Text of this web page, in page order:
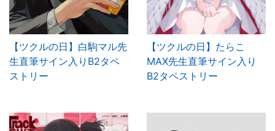
【ツクルの日】白駒マル先
生直筆サイン入りB2タペ
ストリー
【ツクルの日】たらこ
MAX先生直筆サイン入り
B2タペストリー